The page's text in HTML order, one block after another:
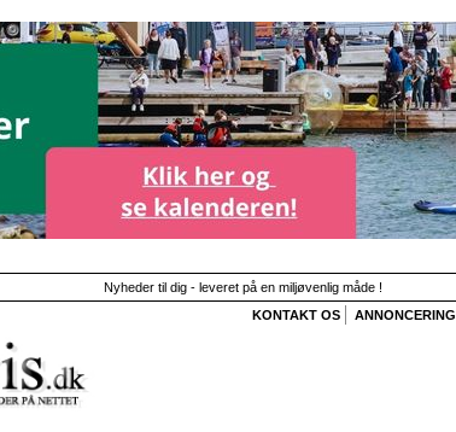
Nyheder til dig - leveret på en miljøvenlig måde !
KONTAKT OS
ANNONCERING